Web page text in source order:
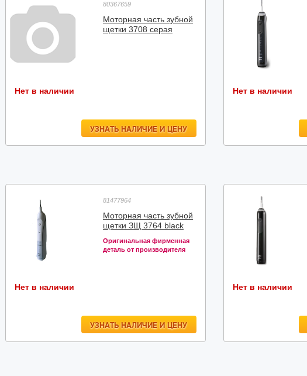
80367659
Моторная часть зубной
щетки 3708 серая
УЗНАТЬ НАЛИЧИЕ И ЦЕНУ
Нет в наличии Нет в наличии
81477964
Моторная часть зубной
щетки ЗЩ 3764 black
Оригинальная фирменная
деталь от производителя
УЗНАТЬ НАЛИЧИЕ И ЦЕНУ
Нет в наличии Нет в наличии